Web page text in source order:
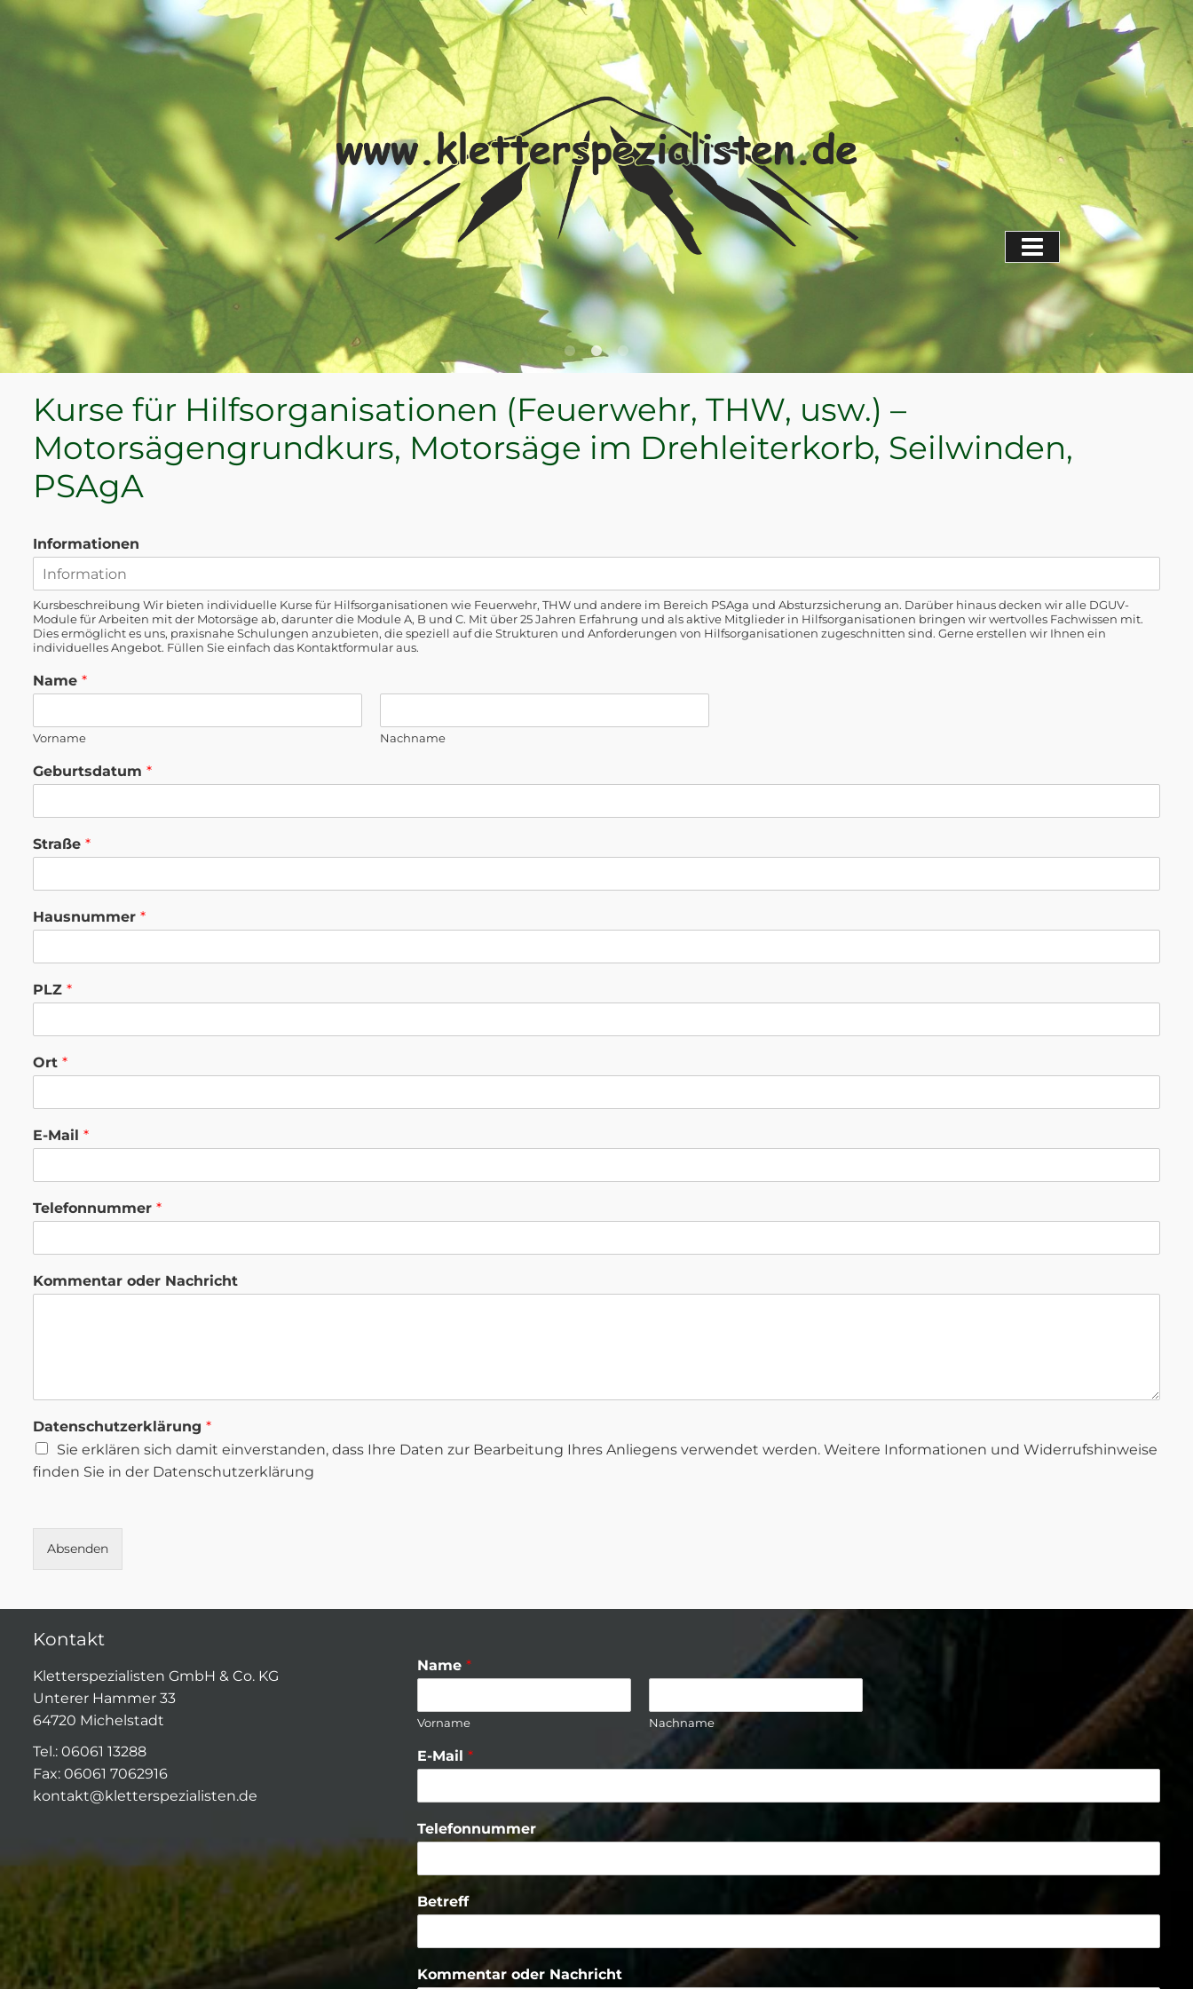
Kurse für Hilfsorganisationen (Feuerwehr, THW, usw.) –
Motorsägengrundkurs, Motorsäge im Drehleiterkorb, Seilwinden,
PSAgA
Informationen
Kursbeschreibung Wir bieten individuelle Kurse für Hilfsorganisationen wie Feuerwehr, THW und andere im Bereich PSAga und Absturzsicherung an. Darüber hinaus decken wir alle DGUV-
Module für Arbeiten mit der Motorsäge ab, darunter die Module A, B und C. Mit über 25 Jahren Erfahrung und als aktive Mitglieder in Hilfsorganisationen bringen wir wertvolles Fachwissen mit.
Dies ermöglicht es uns, praxisnahe Schulungen anzubieten, die speziell auf die Strukturen und Anforderungen von Hilfsorganisationen zugeschnitten sind. Gerne erstellen wir Ihnen ein
individuelles Angebot. Füllen Sie einfach das Kontaktformular aus.
Name *
Vorname Nachname
Geburtsdatum *
Straße *
Hausnummer *
PLZ *
Ort *
E-Mail *
Telefonnummer *
Kommentar oder Nachricht
Datenschutzerklärung *
Sie erklären sich damit einverstanden, dass Ihre Daten zur Bearbeitung Ihres Anliegens verwendet werden. Weitere Informationen und Widerrufshinweise
finden Sie in der Datenschutzerklärung
Absenden
Kontakt
Kletterspezialisten GmbH & Co. KG
Unterer Hammer 33
64720 Michelstadt
Tel.: 06061 13288
Fax: 06061 7062916
kontakt@kletterspezialisten.de
Name*
Vorname Nachname
E-Mail*
Telefonnummer
Betreff
Kommentar oder Nachricht